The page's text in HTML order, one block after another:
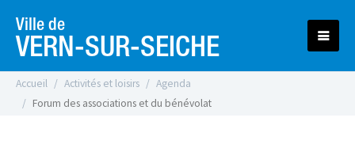
Ville de
VERN-SUR-SEICHE
Accueil Activités et loisirs
Agenda
Forum des associations et du bénévolat